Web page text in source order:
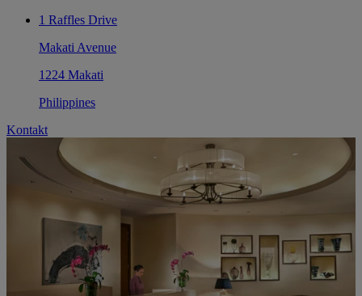
1 Raffles Drive
Makati Avenue
1224 Makati
Philippines
Kontakt